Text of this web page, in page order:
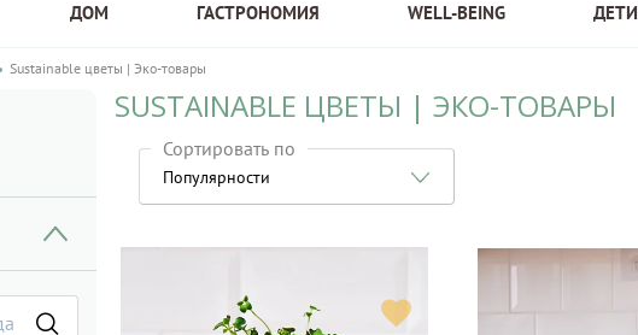
ДОМ ГАСТРОНОМИЯ WELL-BEING ДЕТИ
Sustainable цветы | Эко-товары
SUSTAINABLE ЦВЕТЫ | ЭКО-ТОВАРЫ
Сортировать по
Популярности